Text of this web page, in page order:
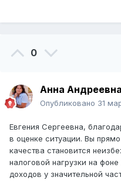
0
Анна
Опубликовано 31
Евгения Сергеевна,
в оценке ситуации. Вы
качества становится
налоговой нагрузки на
доходов у значительной